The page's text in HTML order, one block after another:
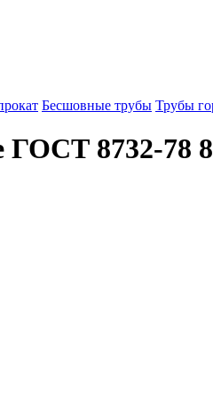
Бесшовные трубы Трубы
ГОСТ 8732-78